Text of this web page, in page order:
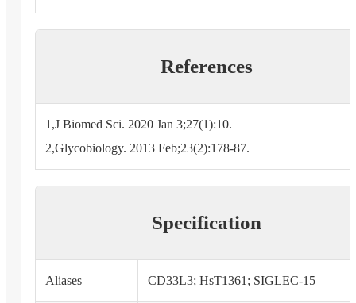
References
1,J Biomed Sci. 2020 Jan 3;27(1):10.
2,Glycobiology. 2013 Feb;23(2):178-87.
Specification
Aliases CD33L3; HsT1361; SIGLEC-15